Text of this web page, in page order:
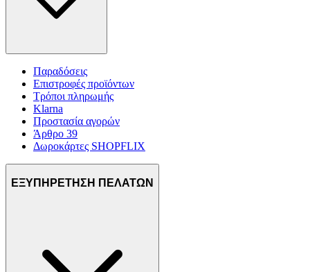
Παραδόσεις
Επιστροφές προϊόντων
Τρόποι πληρωμής
Klarna
Προστασία αγορών
Άρθρο 39
Δωροκάρτες SHOPFLIX
ΕΞΥΠΗΡΕΤΗΣΗ ΠΕΛΑΤΩΝ